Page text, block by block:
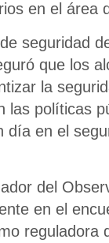
en el área
seguridad
que los
la
las políticas
día en el
del
en el
reguladora